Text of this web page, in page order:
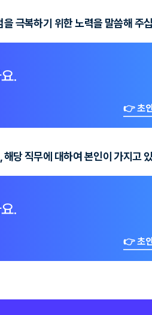
극복하기 위한 노력을 말씀해 주
.
👉 초
당 직무에 대하여 본인이 가지고
.
👉 초